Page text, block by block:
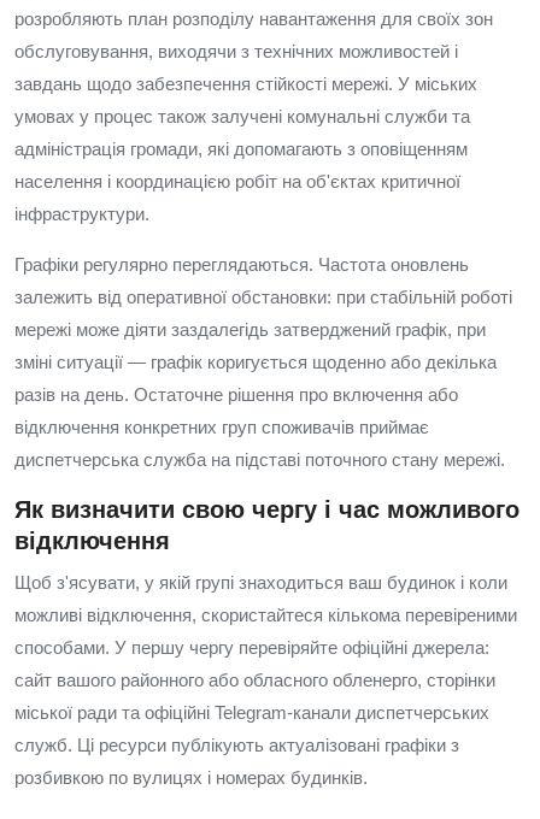
розробляють план розподілу навантаження для своїх зон
обслуговування, виходячи з технічних можливостей і
завдань щодо забезпечення стійкості мережі. У міських
умовах у процес також залучені комунальні служби та
адміністрація громади, які допомагають з оповіщенням
населення і координацією робіт на об'єктах критичної
інфраструктури.
Графіки регулярно переглядаються. Частота оновлень
залежить від оперативної обстановки: при стабільній роботі
мережі може діяти заздалегідь затверджений графік, при
зміні ситуації — графік коригується щоденно або декілька
разів на день. Остаточне рішення про включення або
відключення конкретних груп споживачів приймає
диспетчерська служба на підставі поточного стану мережі.
Як визначити свою чергу і час можливого
відключення
Щоб з'ясувати, у якій групі знаходиться ваш будинок і коли
можливі відключення, скористайтеся кількома перевіреними
способами. У першу чергу перевіряйте офіційні джерела:
сайт вашого районного або обласного обленерго, сторінки
міської ради та офіційні Telegram-канали диспетчерських
служб. Ці ресурси публікують актуалізовані графіки з
розбивкою по вулицях і номерах будинків.